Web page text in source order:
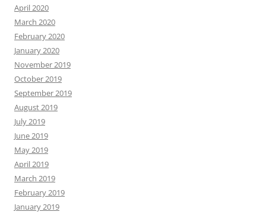
April 2020
March 2020
February 2020
January 2020
November 2019
October 2019
September 2019
August 2019
July 2019
June 2019
May 2019
April 2019
March 2019
February 2019
January 2019